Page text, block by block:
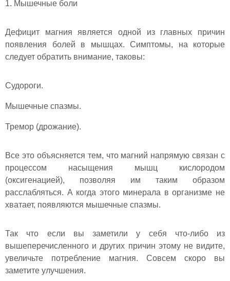
1. Мышечные боли
Дефицит магния является одной из главных причин
появления болей в мышцах. Симптомы, на которые
следует обратить внимание, таковы:
Судороги.
Мышечные спазмы.
Тремор (дрожание).
Все это объясняется тем, что магний напрямую связан с
процессом насыщения мышц кислородом
(оксигенацией), позволяя им таким образом
расслабляться. А когда этого минерала в организме не
хватает, появляются мышечные спазмы.
Так что если вы заметили у себя что-либо из
вышеперечисленного и других причин этому не видите,
увеличьте потребление магния. Совсем скоро вы
заметите улучшения.